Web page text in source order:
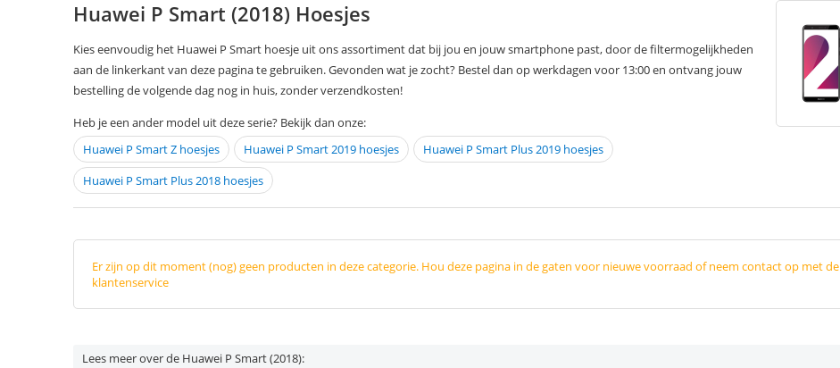
Huawei P Smart (2018) Hoesjes
Kies eenvoudig het Huawei P Smart hoesje uit ons assortiment dat bij jou en jouw smartphone past, door de filtermogelijkheden
aan de linkerkant van deze pagina te gebruiken. Gevonden wat je zocht? Bestel dan op werkdagen voor 13:00 en ontvang jouw
bestelling de volgende dag nog in huis, zonder verzendkosten!
Heb je een ander model uit deze serie? Bekijk dan onze:
Huawei P Smart Z hoesjes
Huawei P Smart 2019 hoesjes
Huawei P Smart Plus 2019 hoesjes
Huawei P Smart Plus 2018 hoesjes
Er zijn op dit moment (nog) geen producten in deze categorie. Hou deze pagina in de gaten voor nieuwe voorraad of neem contact op met de
klantenservice
Lees meer over de Huawei P Smart (2018):